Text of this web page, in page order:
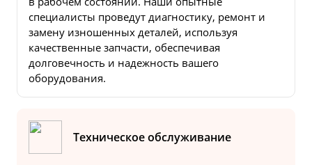
специалисты проведут диагностику, ремонт и
замену изношенных деталей, используя
качественные запчасти, обеспечивая
долговечность и надежность вашего
оборудования.
Техническое обслуживание